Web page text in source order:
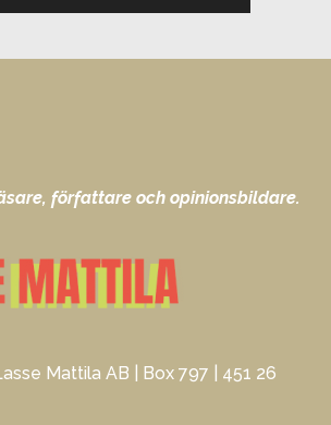
författare och opinionsbildare.
Mattila AB | Box 797 | 451 26